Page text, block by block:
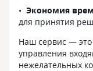
Экономия
для принятия
Наш сервис —
управления
нежелательных